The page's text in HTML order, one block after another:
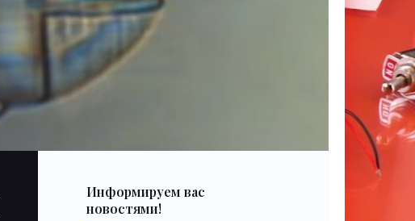
Информируем вас
новостями!